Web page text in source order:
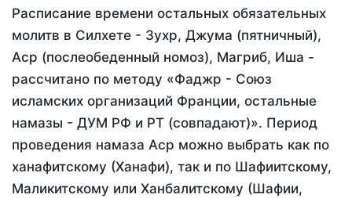
Расписание времени остальных обязательных
молитв в Силхете - Зухр, Джума (пятничный),
Аср (послеобеденный номоз), Магриб, Иша -
рассчитано по методу «Фаджр - Союз
исламских организаций Франции, остальные
намазы - ДУМ РФ и РТ (совпадают)». Период
проведения намаза Аср можно выбрать как по
ханафитскому (Ханафи), так и по Шафиитскому,
Маликитскому или Ханбалитскому (Шафии,